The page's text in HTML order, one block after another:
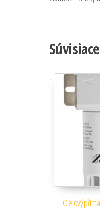
Olejový